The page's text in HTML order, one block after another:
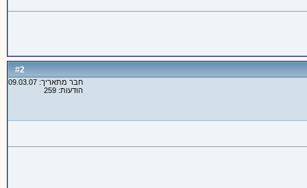
#
2
חבר מתאריך: 09.03.07
הודעות: 259